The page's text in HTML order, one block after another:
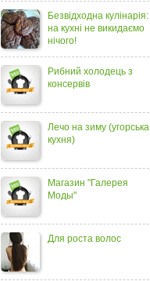
Безвідходна кулінарія:
на кухні не викидаємо
нічого!
Рибний холодець з
консервів
Лечо на зиму (угорська
кухня)
Магазин "Галерея
Моды"
Для роста волос